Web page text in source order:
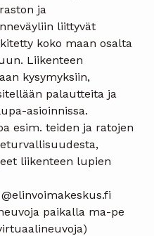
ja
liittyvät
koko maan osalta
Liikenteen
kysymyksiin,
palautteita ja
asioinnissa.
esim. teiden ja ratojen
liikenteen lupien
paikalla ma-pe